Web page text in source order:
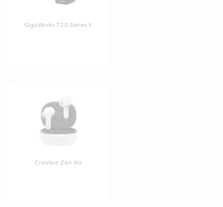
GigaWorks T20 Series II
Creative Zen Air